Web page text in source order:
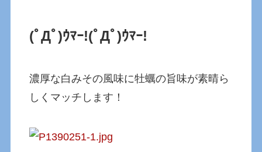
(ﾟДﾟ)ｳﾏｰ!(ﾟДﾟ)ｳﾏｰ!
濃厚な白みその風味に牡蠣の旨味が素晴ら
しくマッチします！